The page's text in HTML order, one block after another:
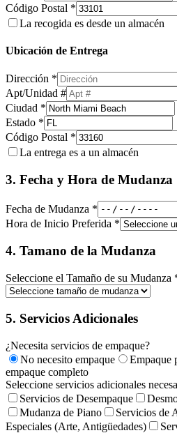
Código Postal *
La recogida es desde un almacén
Ubicación de Entrega
Dirección *
Apt/Unidad #
Ciudad *
Estado *
Código Postal *
La entrega es a un almacén
3. Fecha y Hora de Mudanza
Fecha de Mudanza *
Hora de Inicio Preferida *
4. Tamano de la Mudanza
Seleccione el Tamaño de su Mudanza
5. Servicios Adicionales
¿Necesita servicios de empaque?
No necesito empaque
Empaque
empaque completo
Seleccione servicios adicionales
Servicios de Desempaque
Mudanza de Piano
Servicios de
Especiales (Arte, Antigüedades)